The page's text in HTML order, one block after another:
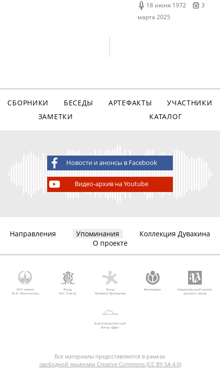
18 июня 1972
3
марта 2025
СБОРНИКИ БЕСЕДЫ АРТЕФАКТЫ
УЧАСТНИКИ
ЗАМЕТКИ
КАТАЛОГ
Новости и анонсы в Facebook
Видео-архив на Youtube
Направления Упоминания
Коллекция Дувакина
О проекте
МГУ имени
М.В. Ломоносова
Фонд
AVC Charity
Фонд
Михаила Прохорова
Викимедиа
Национальный корпус
русского языка
Благотворительный
фонд «Дар»
Все материалы предоставляются в рамках
свободной лицензии Creative Commons (CC BY-SA 4.0)